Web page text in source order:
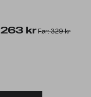
263 kr Før: 329 kr